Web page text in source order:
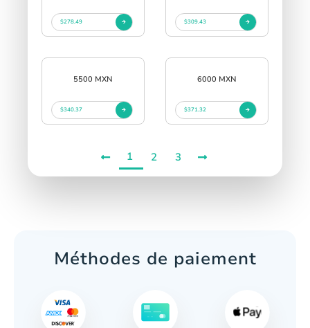
$278.49 $309.43
5500 MXN
$340.37
6000 MXN
$371.32
1 2 3
Méthodes de paiement